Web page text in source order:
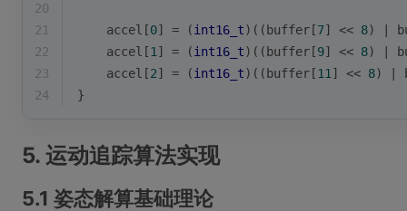
20
21
    accel[
0] = (int16_t)((buffer[7] << 8) |
22
    accel[
1 ] = (int16_t)((buffer[9] << 8) |
23
    accel[
2] = (int16_t)((buffer[11 ] << 8) |
24
}
5. 运动追踪算法实现
5.1 姿态解算基础理论